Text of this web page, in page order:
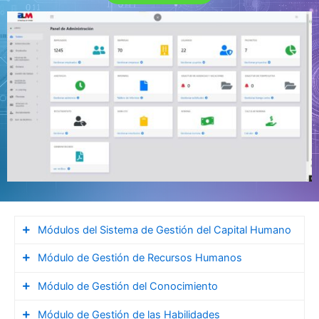
Módulos del Sistema de Gestión del Capital Humano
Gestión del Conocimiento
Módulo de Gestión de Recursos Humanos
Módulo de Gestión del Conocimiento
Módulo de Gestión de las Habilidades